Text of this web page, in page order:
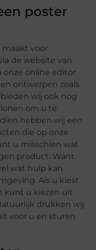
poster
maakt voor
de website van
onze online editor
ontwerpen zoals
wij ook nog
om u te
hebben wij een
die op onze
u misschien wat
product. Want
wat hulp kan
Als u kiest
kunt u kiezen uit
drukken wij
voor u en sturen